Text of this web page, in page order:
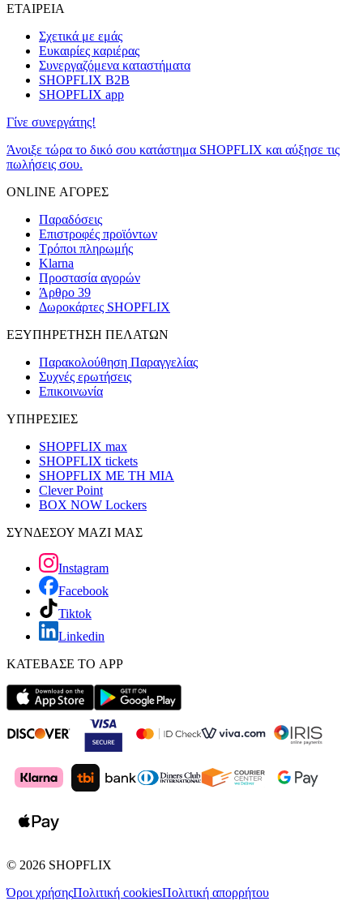
ΕΤΑΙΡΕΙΑ
Σχετικά με εμάς
Ευκαιρίες καριέρας
Συνεργαζόμενα καταστήματα
SHOPFLIX B2B
SHOPFLIX app
Γίνε συνεργάτης!
Άνοιξε τώρα το δικό σου κατάστημα SHOPFLIX και αύξησε τις
πωλήσεις σου.
ONLINE ΑΓΟΡΕΣ
Παραδόσεις
Επιστροφές προϊόντων
Τρόποι πληρωμής
Klarna
Προστασία αγορών
Άρθρο 39
Δωροκάρτες SHOPFLIX
ΕΞΥΠΗΡΕΤΗΣΗ ΠΕΛΑΤΩΝ
Παρακολούθηση Παραγγελίας
Συχνές ερωτήσεις
Επικοινωνία
ΥΠΗΡΕΣΙΕΣ
SHOPFLIX max
SHOPFLIX tickets
SHOPFLIX ΜΕ ΤΗ ΜΙΑ
Clever Point
BOX NOW Lockers
ΣΥΝΔΕΣΟΥ ΜΑΖΙ ΜΑΣ
Instagram
Facebook
Tiktok
Linkedin
ΚΑΤΕΒΑΣΕ ΤΟ APP
© 2026 SHOPFLIX
Όροι χρήσηςΠολιτική cookiesΠολιτική απορρήτου